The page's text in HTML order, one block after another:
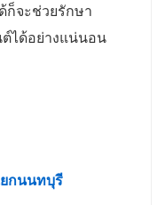
ก็จะช่วยรักษา
ได้อย่างแน่นอน
กนนทบุรี